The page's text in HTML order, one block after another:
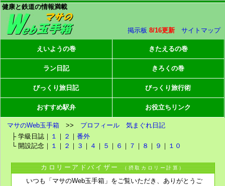
健康と鉄道の情報満載
掲示板 8/16更新 サイトマップ
えいようの巻 きたえるの巻
ラン日記 きろくの巻
びっくり旅日記 びっくり旅行術
おすすめ駅弁 お役立ちリンク
マサのWeb玉手箱 >> プロフィール
気まぐれ日記
├ 学級日誌｜ １ ｜ ２ ｜番外
└ 開設記念｜ １ ｜ ２ ｜ ３ ｜ ４ ｜ ５ ｜ ６ ｜ ７ ｜ ８ ｜ ９ ｜ １０
カロリーアドバイザー（摂取カロリー計算）
いつも「マサのWeb玉手箱」をご覧いただき、ありがとうご